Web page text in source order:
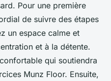
Pour une première
de suivre des étapes
un espace calme et
et à la détente.
qui soutiendra
Munz Floor. Ensuite,